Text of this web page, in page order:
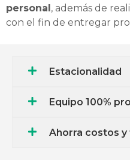
personal, además de
con el fin de entregar
Estacionalidad
Equipo 100%
Ahorra costos